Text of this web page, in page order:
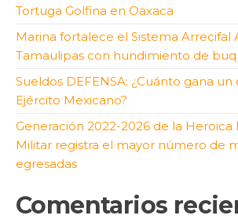
Tortuga Golfina en Oaxaca
Marina fortalece el Sistema Arrecifal
Tamaulipas con hundimiento de
Sueldos DEFENSA: ¿Cuánto gana un
Ejército Mexicano?
Generación 2022-2026 de la Heroica
Militar registra el mayor número de
egresadas
Comentarios